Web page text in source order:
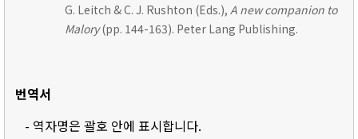
G. Leitch & C. J. Rushton (Eds.), A new companion to
Malory(pp. 144-163). Peter Lang Publishing.
번역서
- 역자명은 괄호 안에 표시합니다.